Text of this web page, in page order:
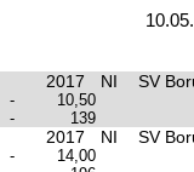
2017 NI SV
-
10,50
- 139
2017 NI SV
-
14,00